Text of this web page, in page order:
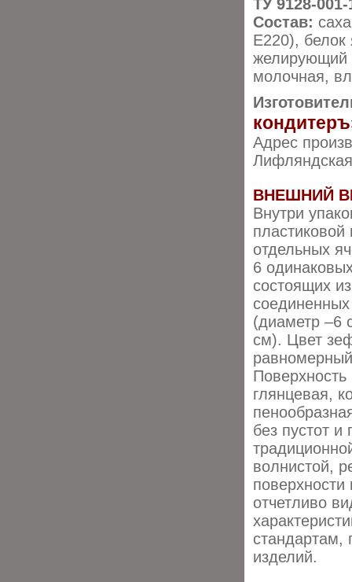
ТУ 9128-001-
Состав:
E220),
желирующий
молочная,
Адрес
ВНЕШНИЙ
Внутри
отдельных
6
состоящих
(диаметр –6
см). Цвет
Поверхность
глянцевая,
без пустот
волнистой,
поверхности
отчетливо
стандартам,
изделий.